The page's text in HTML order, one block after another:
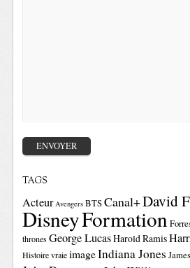
TAGS
Acteur Avengers BTSCanal+David
DisneyFormation
thrones George LucasHarold Ramis
Histoire vraie imageIndiana Jones